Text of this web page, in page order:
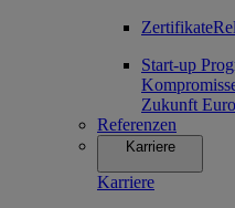
Zertifikate
Start-up
Zukunft
Referenzen
Karriere
Karriere